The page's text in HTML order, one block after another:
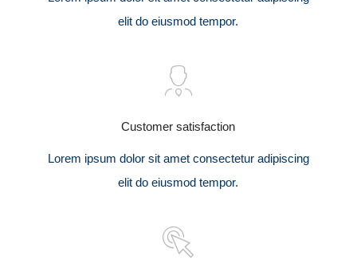
elit do eiusmod tempor.
Customer satisfaction
Lorem ipsum dolor sit amet consectetur adipiscing
elit do eiusmod tempor.